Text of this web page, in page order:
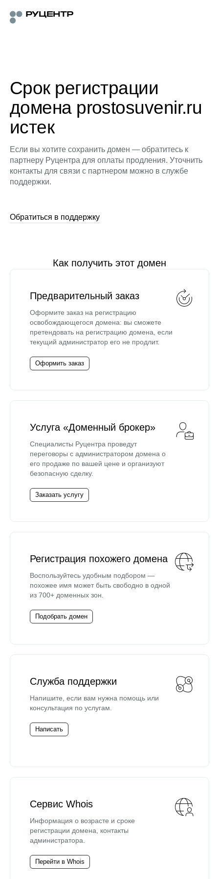
Срок регистрации
домена prostosuvenir.ru
истек
Если вы хотите сохранить домен — обратитесь к
партнеру Руцентра для оплаты продления. Уточнить
контакты для связи с партнером можно в службе
поддержки.
Обратиться в поддержку
Как получить этот домен
Предварительный заказ
Оформите заказ на регистрацию
освобождающегося домена: вы сможете
претендовать на регистрацию домена, если
текущий администратор его не продлит.
Оформить заказ
Услуга «Доменный брокер»
Специалисты Руцентра проведут
переговоры с администратором домена о
его продаже по вашей цене и организуют
безопасную сделку.
Заказать услугу
Регистрация похожего домена
Воспользуйтесь удобным подбором —
похожее имя может быть свободно в одной
из 700+ доменных зон.
Подобрать домен
Служба поддержки
Напишите, если вам нужна помощь или
консультация по услугам.
Написать
Сервис Whois
Информация о возрасте и сроке
регистрации домена, контакты
администратора.
Перейти в Whois